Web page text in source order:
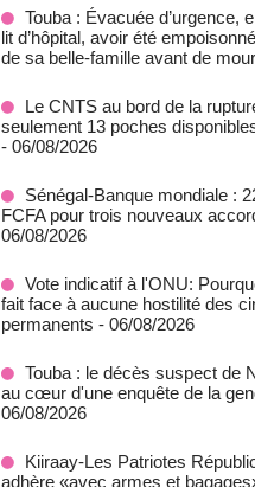
Touba : Évacuée d’urgence,
lit d’hôpital, avoir été
de sa belle-famille avant de
Le CNTS au bord de la
seulement 13 poches
- 06/08/2026
Sénégal-Banque mondiale :
FCFA pour trois nouveaux
06/08/2026
Vote indicatif à l'ONU:
fait face à aucune hostilité des
permanents - 06/08/2026
Touba : le décès suspect de
au cœur d'une enquête de la
06/08/2026
Kiiraay-Les Patriotes
adhère «avec armes et